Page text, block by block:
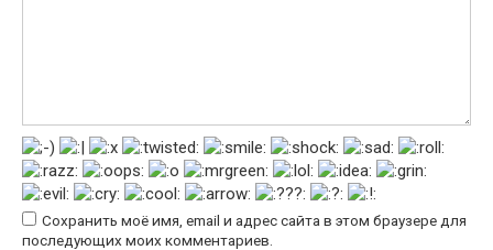
Сохранить моё имя, email и адрес сайта в этом браузере для
последующих моих комментариев.